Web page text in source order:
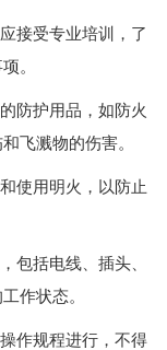
接受专业培训，了
。
防护用品，如防火
飞溅物的伤害。
使用明火，以防止
括电线、插头、
作状态。
作规程进行，不得